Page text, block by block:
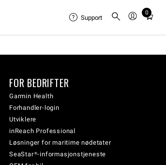
Support
0
Total
cart:
FOR BEDRIFTER
Garmin Health
Forhandler-login
Utviklere
inReach Professional
Løsninger for maritime nødetater
SeaStar®-informasjonstjeneste